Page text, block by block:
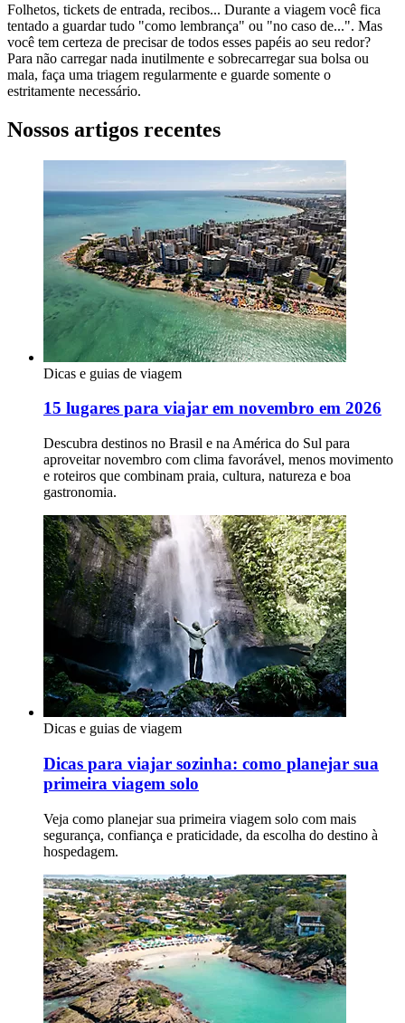
Folhetos, tickets de entrada, recibos... Durante a viagem você fica
tentado a guardar tudo "como lembrança" ou "no caso de...". Mas
você tem certeza de precisar de todos esses papéis ao seu redor?
Para não carregar nada inutilmente e sobrecarregar sua bolsa ou
mala, faça uma triagem regularmente e guarde somente o
estritamente necessário.
Nossos artigos recentes
Dicas e guias de viagem
15 lugares para viajar em novembro em 2026
Descubra destinos no Brasil e na América do Sul para
aproveitar novembro com clima favorável, menos movimento
e roteiros que combinam praia, cultura, natureza e boa
gastronomia.
Dicas e guias de viagem
Dicas para viajar sozinha: como planejar sua
primeira viagem solo
Veja como planejar sua primeira viagem solo com mais
segurança, confiança e praticidade, da escolha do destino à
hospedagem.